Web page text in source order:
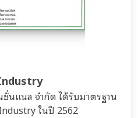
นแนล จำกัด ได้รับมาตรฐาน
ในปี 2562